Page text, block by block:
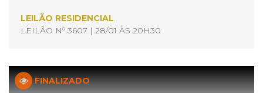
LEILÃO RESIDENCIAL
LEILÃO Nº 3607 | 28/01 ÀS 20H30
FINALIZADO